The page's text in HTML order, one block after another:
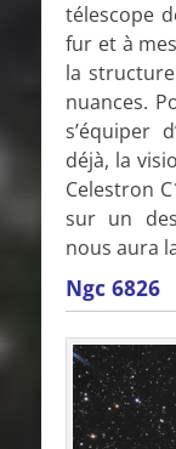
télescope
fur et à
la structure
nuances.
s’équiper
déjà, la
Celestron
sur un
nous aura
Ngc 6826